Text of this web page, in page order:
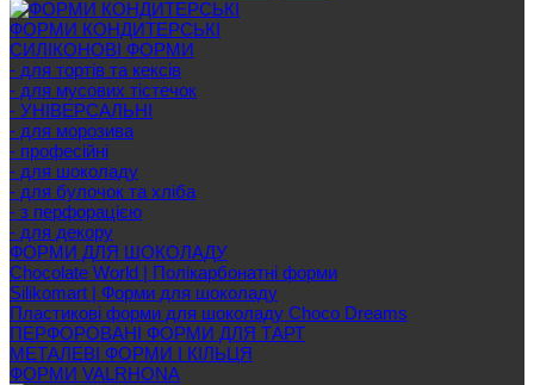
ФОРМИ КОНДИТЕРСЬКІ
СИЛІКОНОВІ ФОРМИ
- для тортів та кексів
- для мусових тістечок
- УНІВЕРСАЛЬНІ
- для морозива
- професійні
- для шоколаду
- для булочок та хліба
- з перфорацією
- для декору
ФОРМИ ДЛЯ ШОКОЛАДУ
Chocolate World | Полікарбонатні форми
Silikomart | Форми для шоколаду
Пластикові форми для шоколаду Choco Dreams
ПЕРФОРОВАНІ ФОРМИ ДЛЯ ТАРТ
МЕТАЛЕВІ ФОРМИ І КІЛЬЦЯ
ФОРМИ VALRHONA